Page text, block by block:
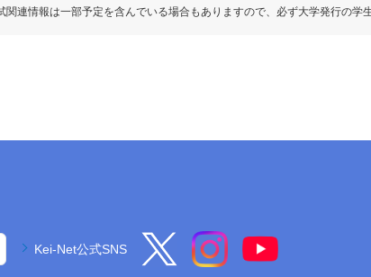
連情報は一部予定を含んでいる場合もありますので、必ず大学発行の学
Kei-Net公式SNS